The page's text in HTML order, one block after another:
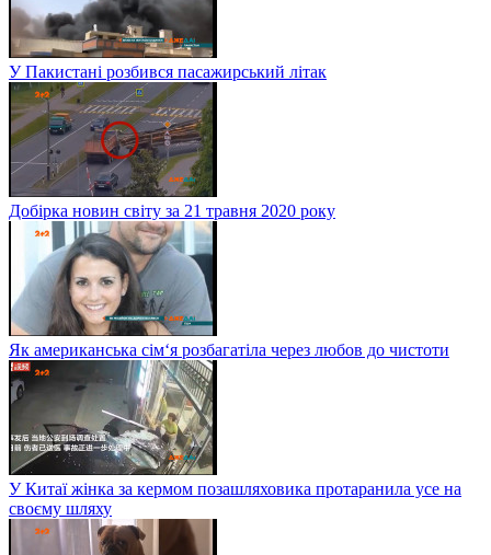
У Пакистані розбився пасажирський літак
Добірка новин світу за 21 травня 2020 року
Як американська сім‘я розбагатіла через любов до чистоти
У Китаї жінка за кермом позашляховика протаранила усе на
своєму шляху